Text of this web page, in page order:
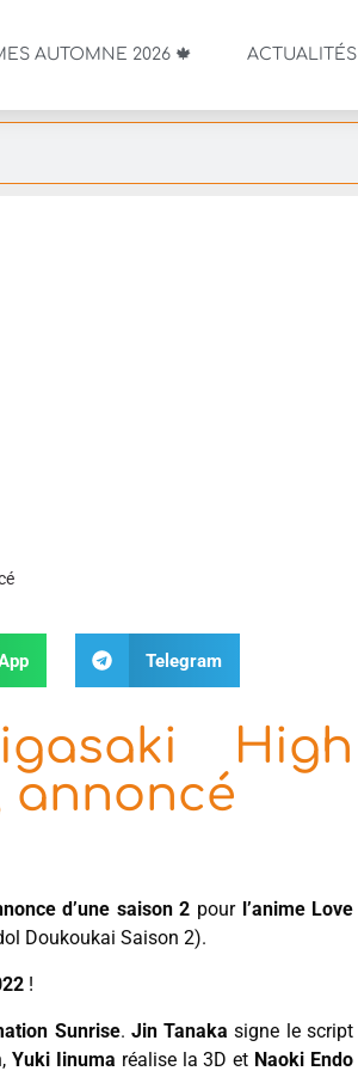
AUTOMNE 2026 🍁 ACTUALITÉS
Telegram
High
annoncé
d’une saison 2 pour l’anime Love
Doukoukai Saison 2).
!
Sunrise. Jin Tanaka signe le script
Yuki Iinuma réalise la 3D et Naoki Endo